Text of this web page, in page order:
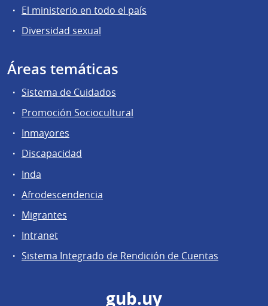
El ministerio en todo el país
Diversidad sexual
Áreas temáticas
Sistema de Cuidados
Promoción Sociocultural
Inmayores
Discapacidad
Inda
Afrodescendencia
Migrantes
Intranet
Sistema Integrado de Rendición de Cuentas
gub.uy